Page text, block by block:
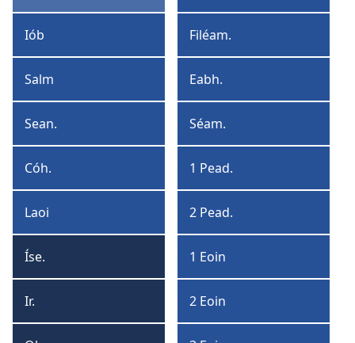
Iób
Iób
Sailm
Salm
Seanfhocail
Sean.
Cóheilit
Cóh.
Laoi
na
Laoithe
Laoi
Íseáia
Íse.
Irimia
Ir.
Filéamón
Filéam.
Eabhraigh
Eabh.
Séamas
Séam.
1
Peadar
1 Pead.
2
Peadar
2 Pead.
1
Eoin
1 Eoin
2
Eoin
2 Eoin